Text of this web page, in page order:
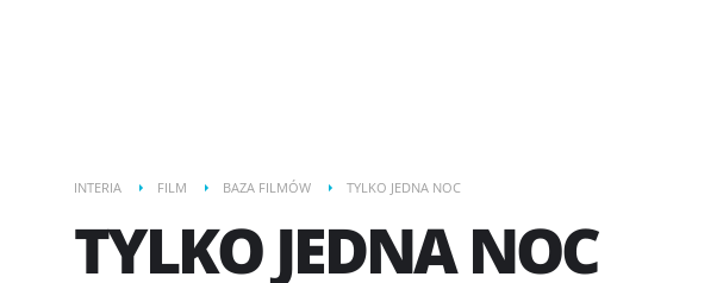
INTERIA FILM BAZA FILMÓW TYLKO JEDNA NOC
TYLKO JEDNA NOC